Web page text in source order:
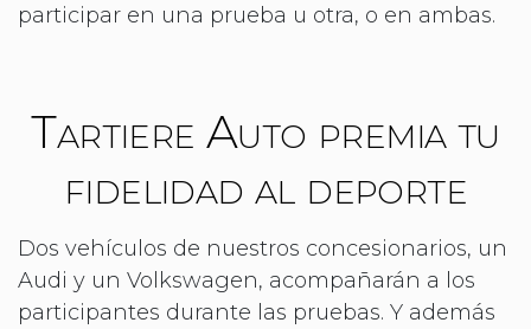
participar en una prueba u otra, o en ambas.
Tartiere Auto premia tu
fidelidad al deporte
Dos vehículos de nuestros concesionarios, un
Audi y un Volkswagen, acompañarán a los
participantes durante las pruebas. Y además